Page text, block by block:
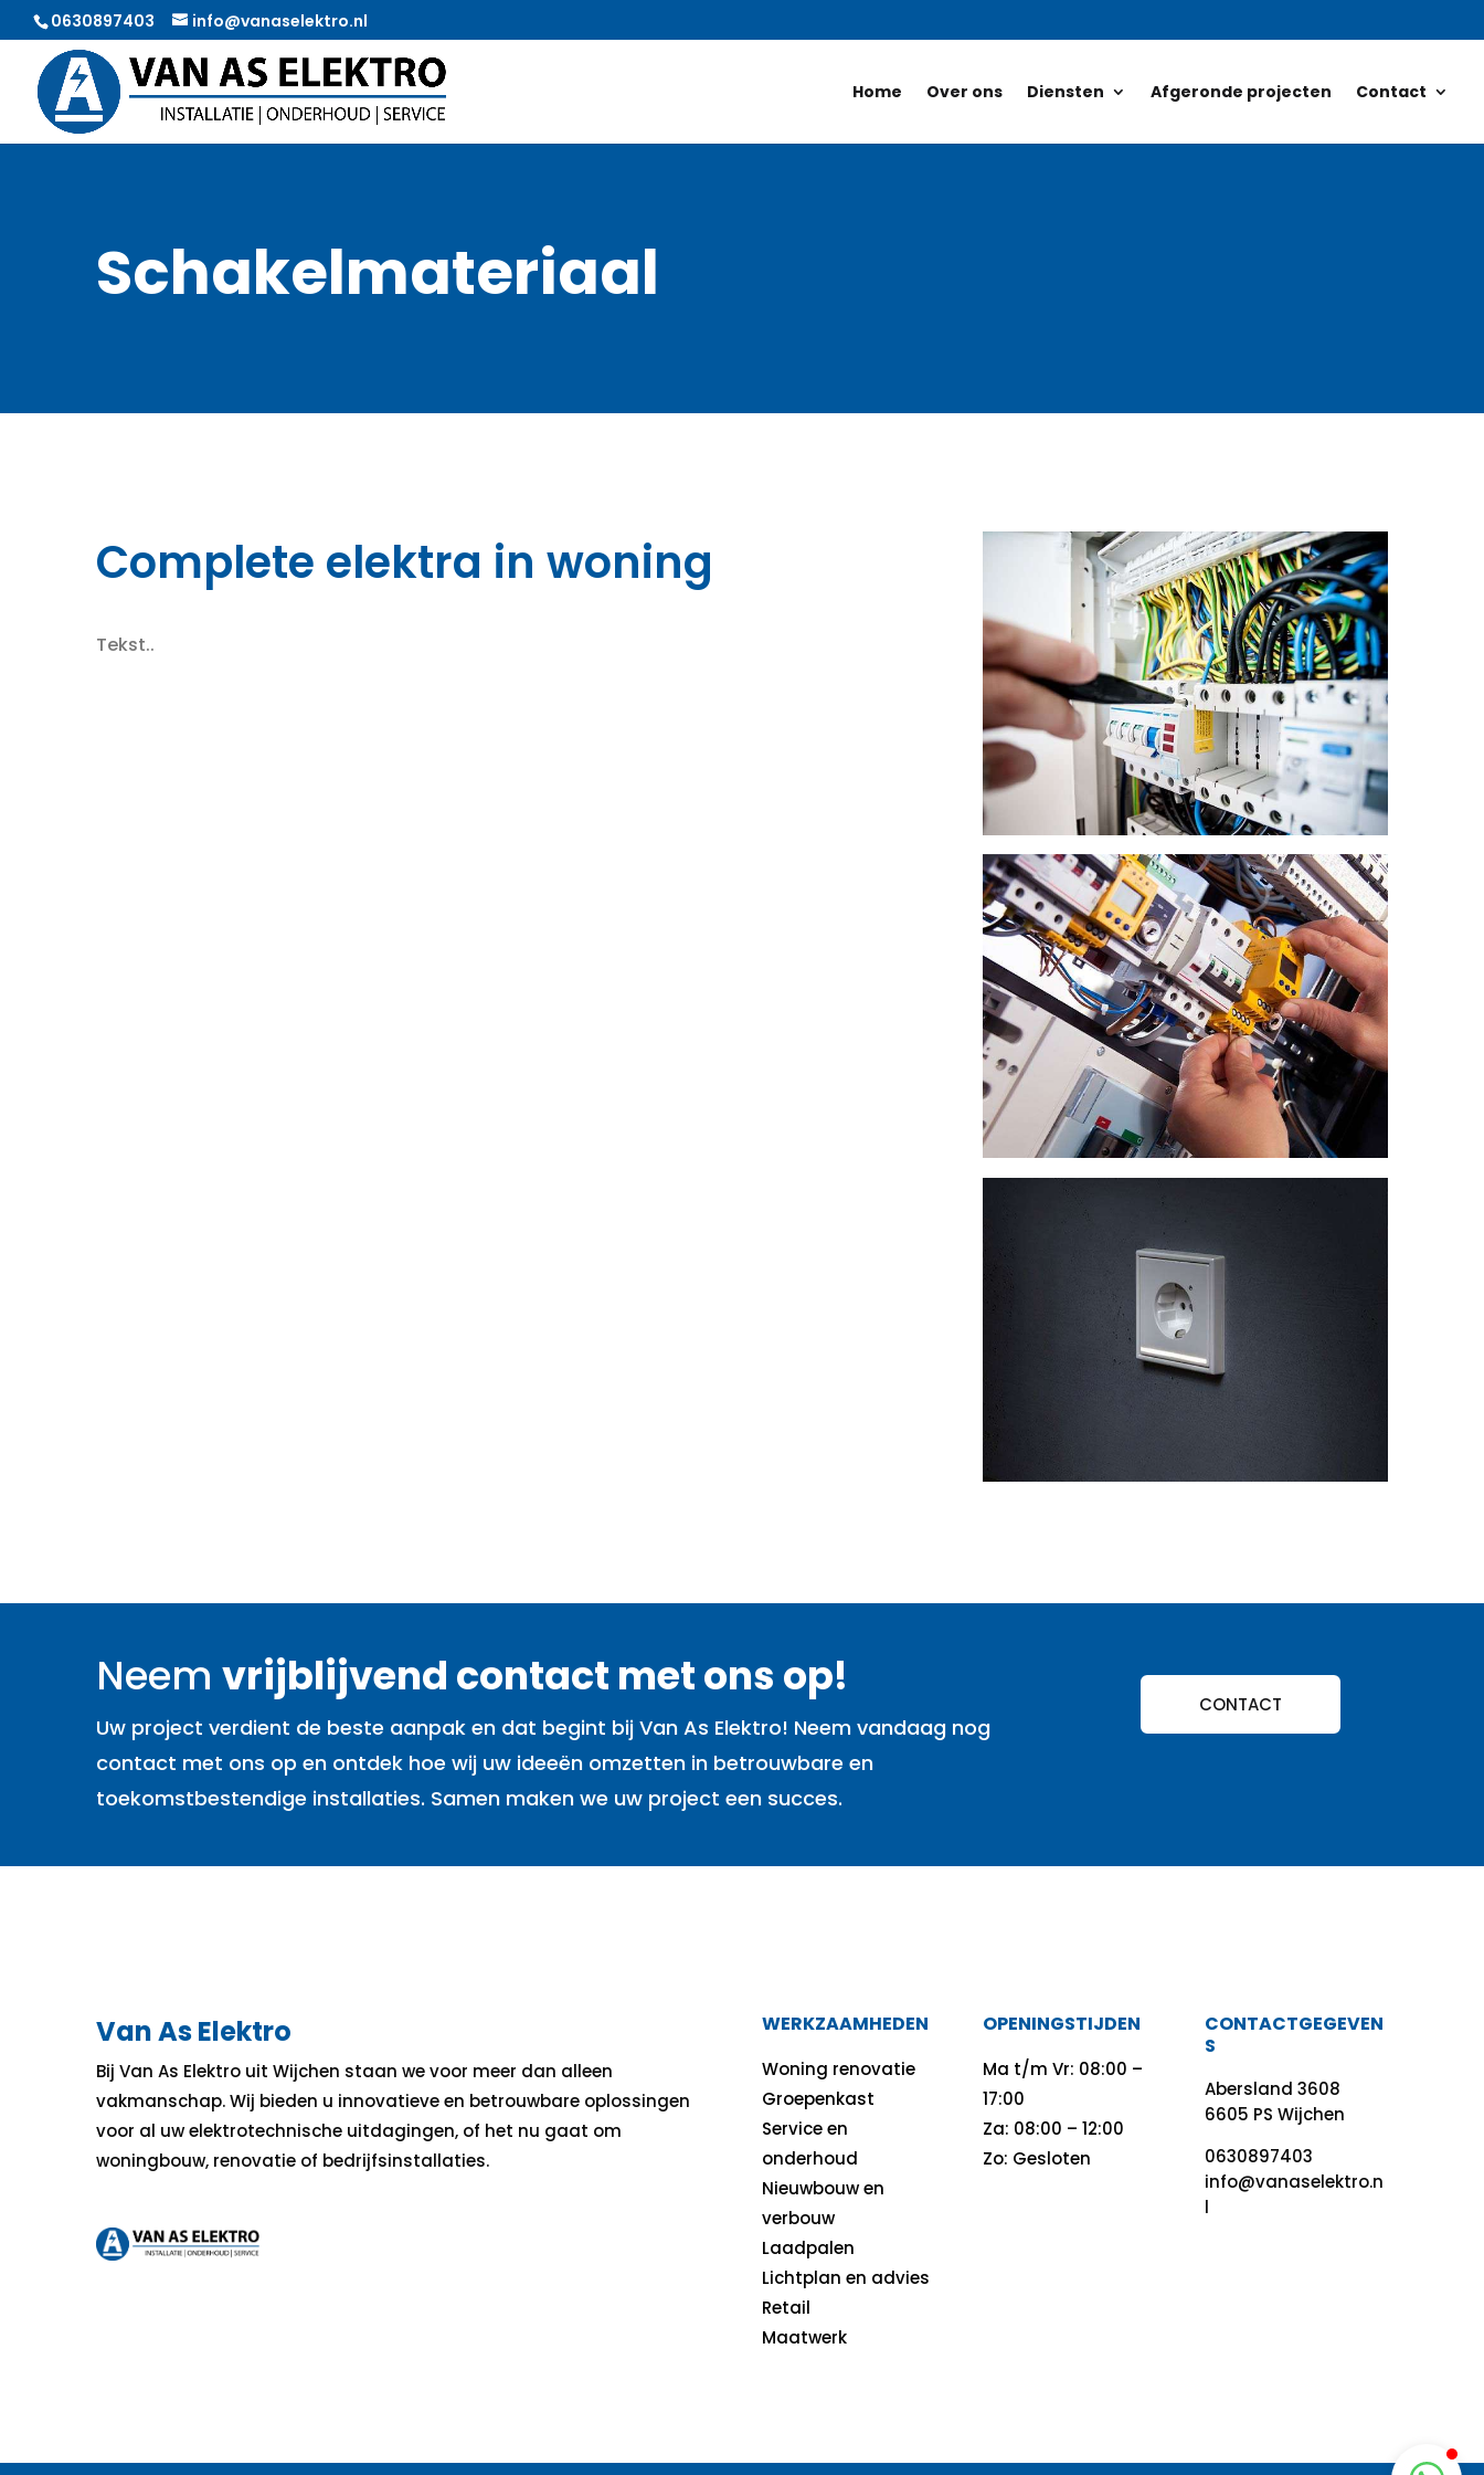
0630897403 info@vanaselektro.nl
Home Over ons Diensten Afgeronde projecten Contact
Schakelmateriaal
Complete elektra in woning
Tekst..
Neem vrijblijvend contact met ons op!
Uw project verdient de beste aanpak en dat begint bij Van As Elektro! Neem vandaag nog
contact met ons op en ontdek hoe wij uw ideeën omzetten in betrouwbare en
toekomstbestendige installaties. Samen maken we uw project een succes.
CONTACT
Van As Elektro
Bij Van As Elektro uit Wijchen staan we voor meer dan alleen
vakmanschap. Wij bieden u innovatieve en betrouwbare oplossingen
voor al uw elektrotechnische uitdagingen, of het nu gaat om
woningbouw, renovatie of bedrijfsinstallaties.
WERKZAAMHEDEN
Woning renovatie
Groepenkast
Service en
onderhoud
Nieuwbouw en
verbouw
Laadpalen
Lichtplan en advies
Retail
Maatwerk
OPENINGSTIJDEN
Ma t/m Vr: 08:00 –
17:00
Za: 08:00 – 12:00
Zo: Gesloten
CONTACTGEGEVEN
S
Abersland 3608
6605 PS Wijchen
0630897403
info@vanaselektro.n
l